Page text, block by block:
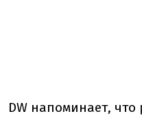
DW напоминает, что